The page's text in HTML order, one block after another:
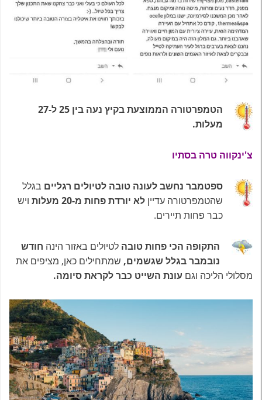
הטמפרטורה הממוצעת בקיץ נעה בין 25 ל-27
מעלות.
צ'ינקווה טרה בסתיו
ספטמבר נחשב לעונה טובה לטיולים רגליים בגלל
שהטמפרטורה עדיין לא יורדת פחות מ-20 מעלות
ויש
כבר פחות תיירים.
התקופה הכי פחות טובה לטיולים באזור הינה חודש
נובמבר בגלל שגשמים, שמתחילים כאן, מציפים את
מסלולי הליכה וגם עונת השייט כבר לקראת סיומה.